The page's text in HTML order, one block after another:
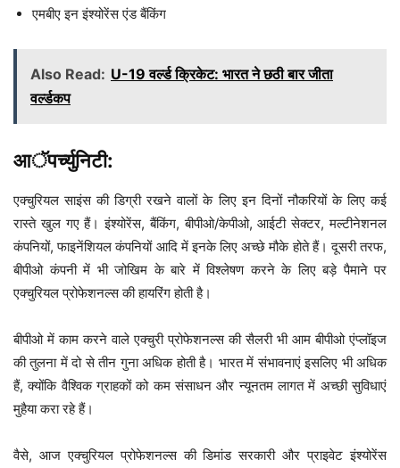
एमबीए इन इंश्योरेंस एंड बैंकिंग
Also Read: U-19 वर्ल्ड क्रिकेट: भारत ने छठी बार जीता
वर्ल्डकप
आॅपर्च्युनिटी:
एक्चुरियल साइंस की डिग्री रखने वालों के लिए इन दिनों नौकरियों के लिए कई
रास्ते खुल गए हैं। इंश्योरेंस, बैंकिंग, बीपीओ/केपीओ, आईटी सेक्टर, मल्टीनेशनल
कंपनियों, फाइनेंशियल कंपनियों आदि में इनके लिए अच्छे मौके होते हैं। दूसरी तरफ,
बीपीओ कंपनी में भी जोखिम के बारे में विश्लेषण करने के लिए बड़े पैमाने पर
एक्चुरियल प्रोफेशनल्स की हायरिंग होती है।
बीपीओ में काम करने वाले एक्चुरी प्रोफेशनल्स की सैलरी भी आम बीपीओ एंप्लॉइज
की तुलना में दो से तीन गुना अधिक होती है। भारत में संभावनाएं इसलिए भी अधिक
हैं, क्योंकि वैश्विक ग्राहकों को कम संसाधन और न्यूनतम लागत में अच्छी सुविधाएं
मुहैया करा रहे हैं।
वैसे, आज एक्चुरियल प्रोफेशनल्स की डिमांड सरकारी और प्राइवेट इंश्योरेंस